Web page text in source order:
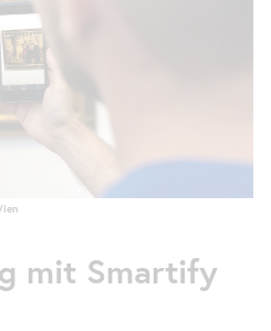
mit Smartify